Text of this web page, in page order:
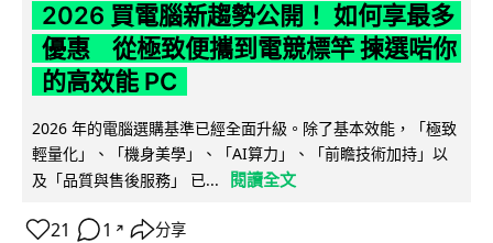
2026 買電腦新趨勢公開！ 如何享最多
優惠 從極致便攜到電競標竿 揀選啱你
的高效能 PC
2026 年的電腦選購基準已經全面升級。除了基本效能，「極致
輕量化」、「機身美學」、「AI算力」、「前瞻技術加持」以
及「品質與售後服務」 已...
閱讀全文
21 1 ↗ 分享